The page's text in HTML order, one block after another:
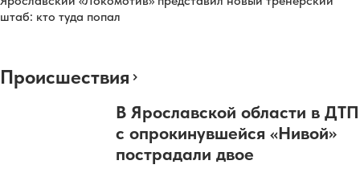
штаб: кто туда попал
Происшествия
В Ярославской области в ДТП
с опрокинувшейся «Нивой»
пострадали двое